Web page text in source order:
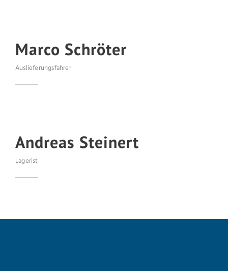
Marco Schröter
Auslieferungsfahrer
Andreas Steinert
Lagerist